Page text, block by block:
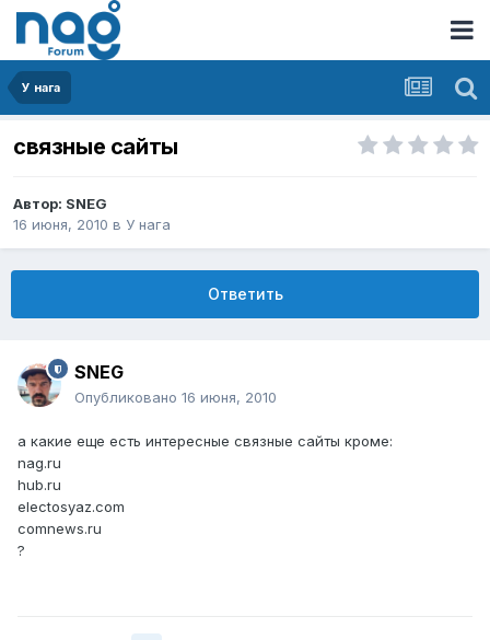
У нага
связные сайты
Автор: SNEG
16 июня, 2010 в У нага
Ответить
SNEG
Опубликовано 16 июня, 2010
а какие еще есть интересные связные сайты кроме:
nag.ru
hub.ru
electosyaz.com
comnews.ru
?